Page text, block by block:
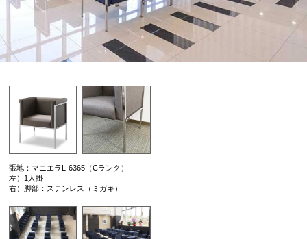
張地：マニエラL-6365（Cランク）
左）1人掛
右）脚部：ステンレス（ミガキ）